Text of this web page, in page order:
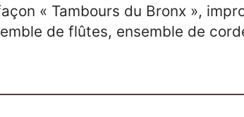
« Tambours du Bronx »,
de flûtes, ensemble de